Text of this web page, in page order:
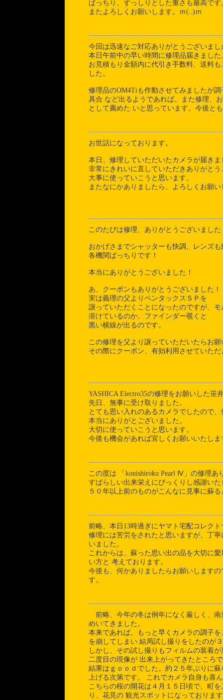
ばっちり、ずっしりとした重さも最高です
またよろしくお願いします。ｍ(..)ｍ
今回は迅速なご対応ありがとうございまし
本日午前中の早い時間に修理品届きました
お見積もり金額内に代引き手数料、送料
した。
修理品のOM4Tiも作動させてみましたが
具合 など出るようであれば、また修理、
として薦めた いと思っています。今後と
お世話になっております。
本日、修理していただいたカメラが届きま
非常にきれいに直していただきありがと
大事に使っていこうと思います。
またなにかありましたら、よろしくお願い
このたびは修理、ありがとうございました
おかげさまでシャッターも快調、レンズも
各機関ばっちりです！
本当にありがとうございました！
あ、クーポンもありがとうございました！
実は義理の父よりペンタックスＳＰを
譲っていただくことになったのですが、モ
溶けているのか、ファインダー覗くと
黒い横線が出るのです。
この修理を父より譲っていただいたらお
その際にクーポン、有効利用させていただ
YASHICA Electro35の修理をお願いした笹
先日、無事に受け取りました。
とても思い入れのあるカメラでしたので
本当にありがとございました。
大切に使っていこうと思います。
今後も機会があれば宜しくお願いいたしま
この度は 「konishiroku Pearl Ⅳ」の修理あ
すばらしい出来栄えにびっくりし感謝いた
５０年以上前のものがこんなに見事に蘇
前略、本日13時過ぎにヤマト宅配コレク
修理には苦労をされたと思いますが、丁
いました。
これからは、蘇った思い出の品を大切に
い方と 考えております。
今後も、何かありましたらお願いします
す。
前略、今年の冬は例年になく厳しく、
めいてきました。
本来であれば、もっと早くカメラの調子
を崩してしまい 結局試し撮りをしたのが
しかし、その試し撮りもフィルムの装着
二度目の現像が 出来上がってきたところ
結果はｇｏｏｄでした。約２５年ぶりに
上げる次第です。 これでカメラ自身も喜
こちらの桜の開花は４月１５日頃で、町
り、花見の 観光スポットになっておりま